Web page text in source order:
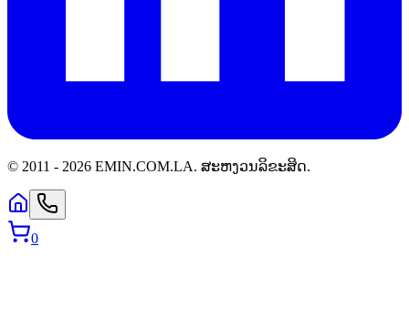
© 2011 - 2026 EMIN.COM.LA. ສະຫງວນລິຂະສິດ.
0